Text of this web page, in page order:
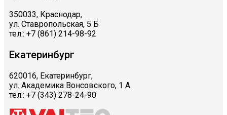
350033, Краснодар,
ул. Ставропольская, 5 Б
тел.: +7 (861) 214-98-92
Екатеринбург
620016, Екатеринбург,
ул. Академика Вонсовского, 1 А
тел.: +7 (343) 278-24-90